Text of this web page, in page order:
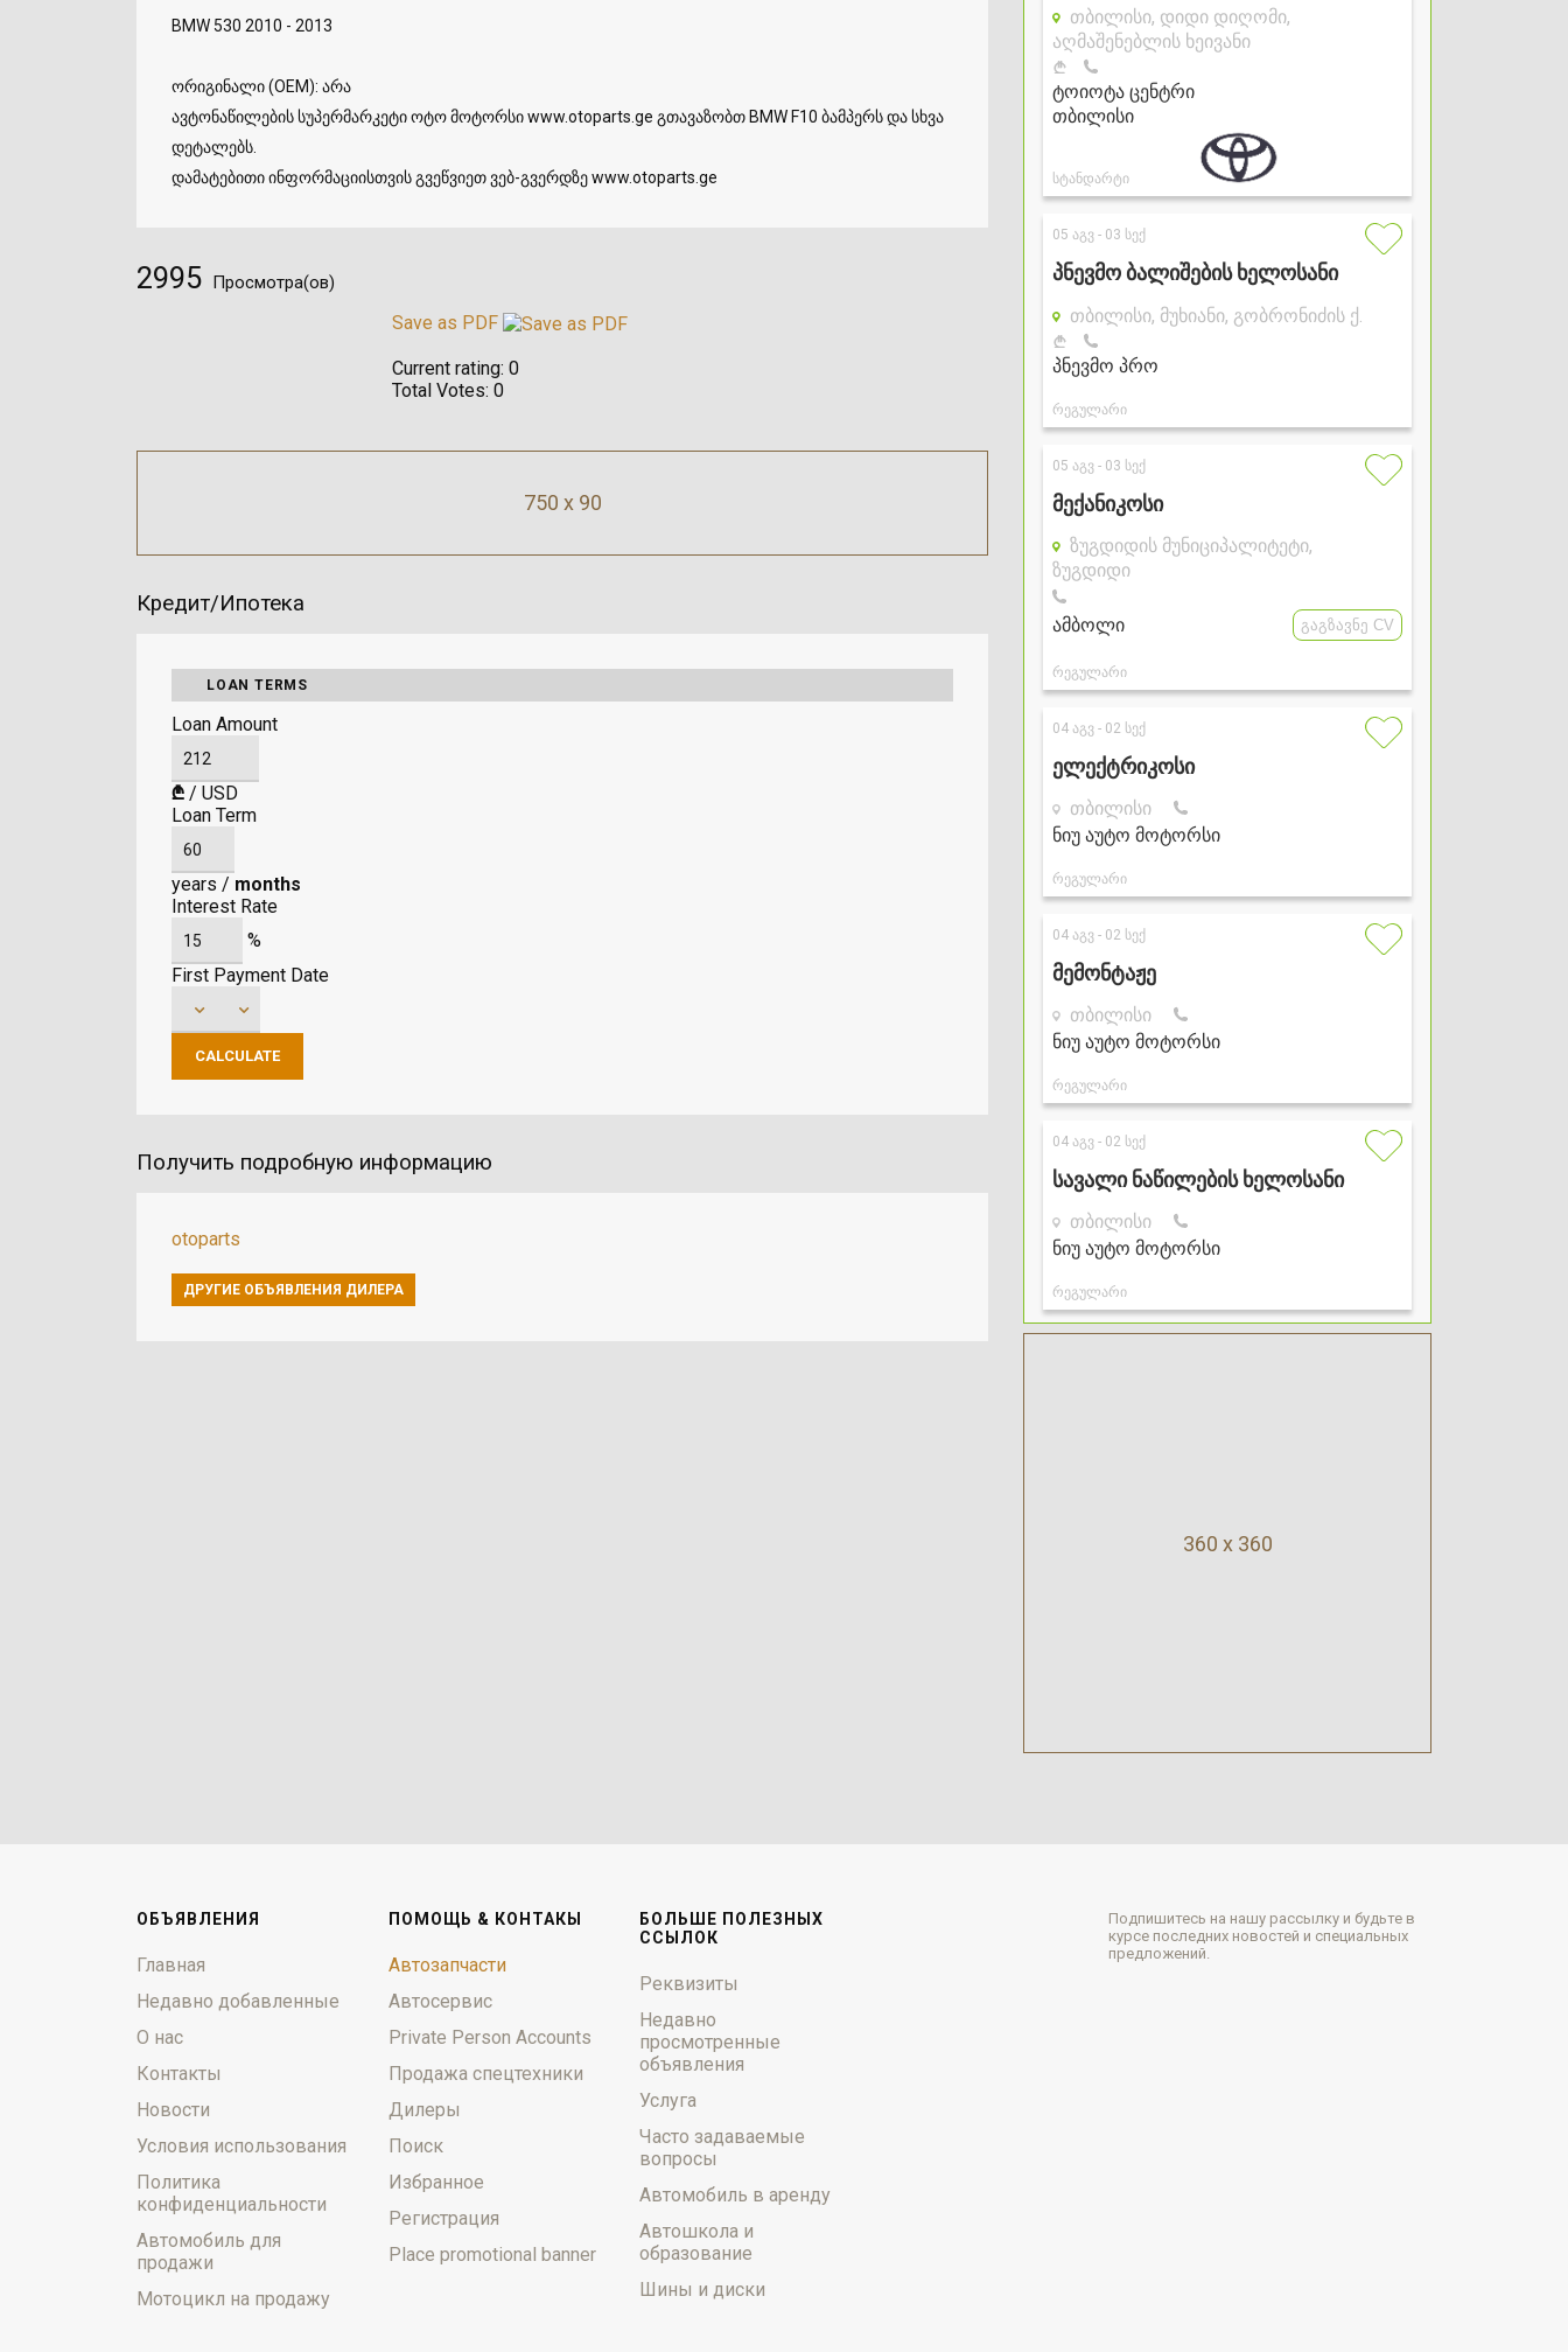
360 x 360
BMW 530 2010 - 2013
ორიგინალი (OEM): არა
ავტონაწილების სუპერმარკეტი ოტო მოტორსი www.otoparts.ge გთავაზობთ BMW F10 ბამპერს და სხვა
დეტალებს.
დამატებითი ინფორმაციისთვის გვეწვიეთ ვებ-გვერდზე www.otoparts.ge
Save as PDF
Current rating: 0
Total Votes: 0
2995 Просмотра(ов)
750 x 90
Кредит/Ипотека
LOAN TERMS
Loan Amount
₾ / USD
Loan Term
years / months
Interest Rate
%
First Payment Date
Получить подробную информацию
otoparts
ДРУГИЕ ОБЪЯВЛЕНИЯ ДИЛЕРА
Подпишитесь на нашу рассылку и будьте в
курсе последних новостей и специальных
предложений.
ОБЪЯВЛЕНИЯ
Главная
Недавно добавленные
О нас
Контакты
Новости
Условия использования
Политика
конфиденциальности
Автомобиль для
продажи
Мотоцикл на продажу
ПОМОЩЬ & КОНТАКЫ
Автозапчасти
Автосервис
Private Person Accounts
Продажа спецтехники
Дилеры
Поиск
Избранное
Регистрация
Place promotional banner
БОЛЬШЕ ПОЛЕЗНЫХ
ССЫЛОК
Реквизиты
Недавно
просмотренные
объявления
Услуга
Часто задаваемые
вопросы
Автомобиль в аренду
Автошкола и
образование
Шины и диски